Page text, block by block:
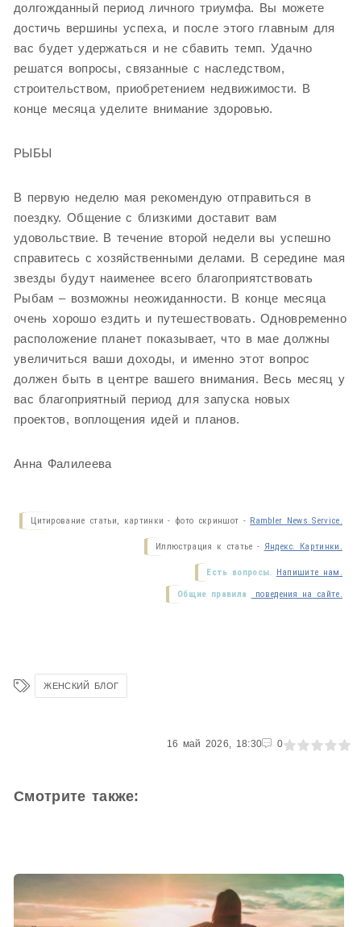
долгожданный период личного триумфа. Вы можете
достичь вершины успеха, и после этого главным для
вас будет удержаться и не сбавить темп. Удачно
решатся вопросы, связанные с наследством,
строительством, приобретением недвижимости. В
конце месяца уделите внимание здоровью.
РЫБЫ
В первую неделю мая рекомендую отправиться в
поездку. Общение с близкими доставит вам
удовольствие. В течение второй недели вы успешно
справитесь с хозяйственными делами. В середине мая
звезды будут наименее всего благоприятствовать
Рыбам – возможны неожиданности. В конце месяца
очень хорошо ездить и путешествовать. Одновременно
расположение планет показывает, что в мае должны
увеличиться ваши доходы, и именно этот вопрос
должен быть в центре вашего внимания. Весь месяц у
вас благоприятный период для запуска новых
проектов, воплощения идей и планов.
Анна Фалилеева
Цитирование статьи, картинки - фото скриншот - Rambler News Service.
Иллюстрация к статье - Яндекс. Картинки.
Есть вопросы. Напишите нам.
Общие правила поведения на сайте.
ЖЕНСКИЙ БЛОГ
16 май 2026, 18:30 0
1 2 3 4 5
Смотрите также: